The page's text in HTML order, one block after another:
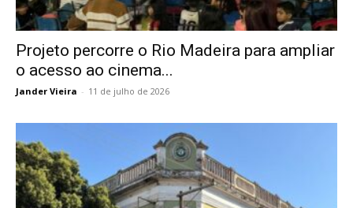
Projeto percorre o Rio Madeira para ampliar
o acesso ao cinema...
Jander Vieira - 11 de julho de 2026